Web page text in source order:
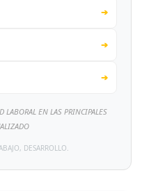
➔
➔
➔
LABORAL EN LAS PRINCIPALES
DESARROLLO.